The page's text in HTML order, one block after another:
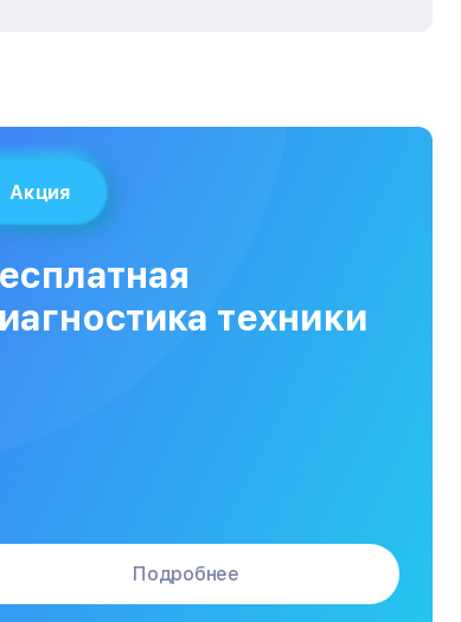
от 40 мин
от 120 мин
Акция
техники
Подробнее